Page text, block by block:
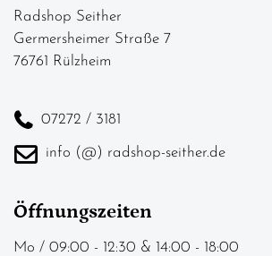
Radshop Seither
Germersheimer Straße 7
76761 Rülzheim
07272 / 3181
info (@) radshop-seither.de
Öffnungszeiten
Mo / 09:00 - 12:30 & 14:00 - 18:00